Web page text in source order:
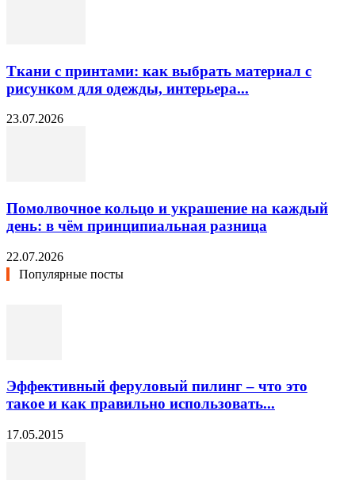
Ткани с принтами: как выбрать материал с
рисунком для одежды, интерьера...
23.07.2026
Помолвочное кольцо и украшение на каждый
день: в чём принципиальная разница
22.07.2026
Популярные посты
Эффективный феруловый пилинг – что это
такое и как правильно использовать...
17.05.2015